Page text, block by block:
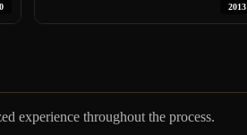
2013
experience throughout the process.